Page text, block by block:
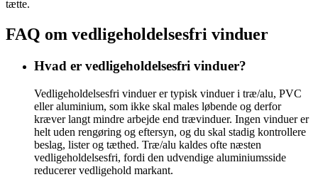
tætte.
FAQ om vedligeholdelsesfri vinduer
Hvad er vedligeholdelsesfri vinduer?
Vedligeholdelsesfri vinduer er typisk vinduer i træ/alu, PVC
eller aluminium, som ikke skal males løbende og derfor
kræver langt mindre arbejde end trævinduer. Ingen vinduer er
helt uden rengøring og eftersyn, og du skal stadig kontrollere
beslag, lister og tæthed. Træ/alu kaldes ofte næsten
vedligeholdelsesfri, fordi den udvendige aluminiumsside
reducerer vedligehold markant.